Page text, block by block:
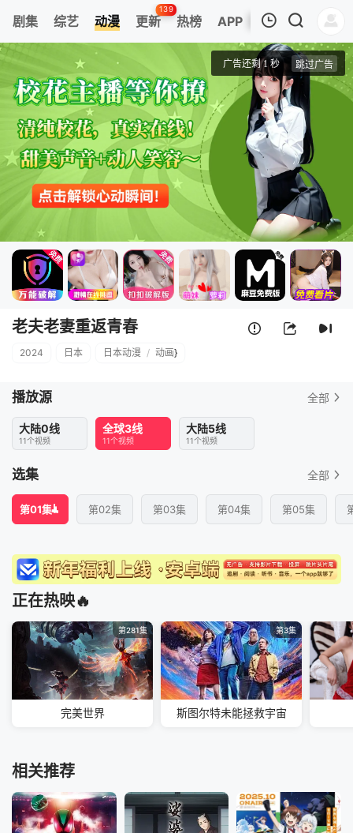
剧集 综艺 动漫 更新
139
热榜 APP
我的观影记录
第01集
老夫老妻重返青春
清空
老夫老妻重返青春
2024 日本 日本动漫 / 动画}
播放源 全部
大陆0线
11个视频
全球3线
11个视频
大陆5线
11个视频
选集 全部
第01集 第02集 第03集 第04集 第05集
正在热映🔥
第281集
完美世界
第3集
斯图尔特未能拯救宇宙
相关推荐